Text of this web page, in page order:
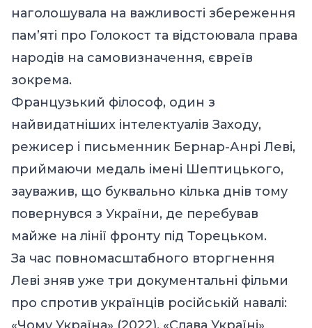
наголошувала на важливості збереження
пам’яті про Голокост та відстоювала права
народів на самовизначення, євреїв
зокрема.
Французький філософ, один з
найвидатніших інтелектуалів Заходу,
режисер і письменник Бернар-Анрі Леві,
приймаючи медаль імені Шептицького,
зауважив, що буквально кілька днів тому
повернувся з України, де перебував
майже на лінії фронту під Торецьком.
За час повномасштабного вторгнення
Леві зняв уже три документальні фільми
про спротив українців російській навалі: